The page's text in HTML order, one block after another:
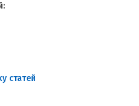
статей